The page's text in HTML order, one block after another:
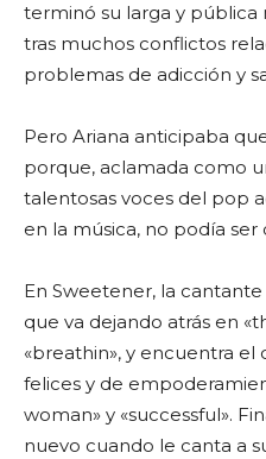
terminó su larga y pública
tras muchos conflictos
problemas de adicción y
Pero Ariana anticipaba
porque, aclamada como
talentosas voces del pop
en la música, no podía ser
En Sweetener, la
que va dejando atrás en
«breathin», y encuentra el
felices y de
woman» y «successful».
nuevo cuando le canta a